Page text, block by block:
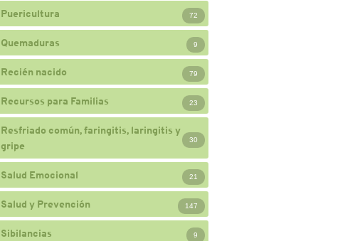
Puericultura 72
Quemaduras 9
Recién nacido 79
Recursos para Familias 23
Resfriado común, faringitis, laringitis y
gripe
30
Salud Emocional 21
Salud y Prevención 147
Sibilancias 9